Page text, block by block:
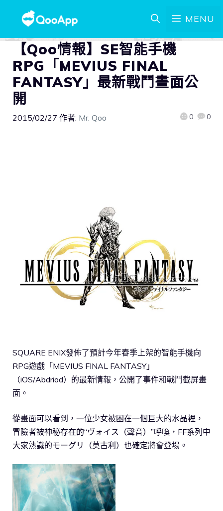
MENU
【Qoo情報】SE智能手機
RPG「MEVIUS FINAL
FANTASY」最新戰鬥畫面公
開
2015/02/27 作者: Mr. Qoo 0 0
SQUARE ENIX發佈了預計今年春季上架的智能手機向
RPG遊戲「MEVIUS FINAL FANTASY」
（iOS/Abdriod）的最新情報，公開了事件和戰鬥截屏畫
面。
從畫面可以看到，一位少女被困在一個巨大的水晶裡，
冒險者被神秘存在的“ヴォイス（聲音）”呼喚，FF系列中
大家熟識的モーグリ（莫古利）也確定將會登場。